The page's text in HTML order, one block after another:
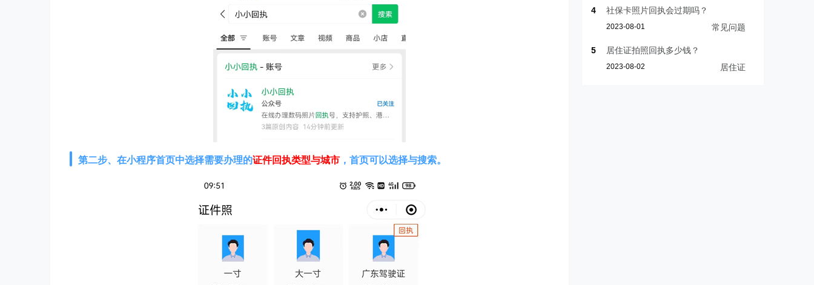
第二步、在小程序首页中选择需要办理的证件回执类型与城市 ，首页可以选择与搜索。
4 社保卡照片回执会过期吗？
2023-08-01 常见问题
5 居住证拍照回执多少钱？
2023-08-02 居住证